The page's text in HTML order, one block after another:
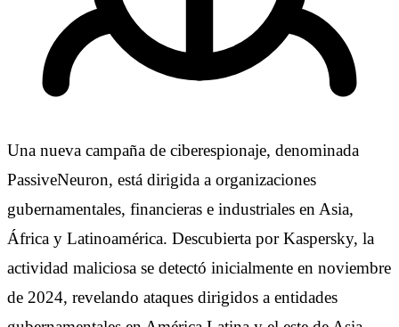
Una nueva campaña de ciberespionaje, denominada
PassiveNeuron, está dirigida a organizaciones
gubernamentales, financieras e industriales en Asia,
África y Latinoamérica. Descubierta por Kaspersky, la
actividad maliciosa se detectó inicialmente en noviembre
de 2024, revelando ataques dirigidos a entidades